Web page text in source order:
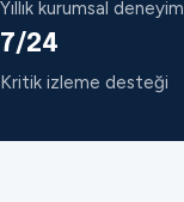
Yıllık kurumsal deneyim
7/24
Kritik izleme desteği